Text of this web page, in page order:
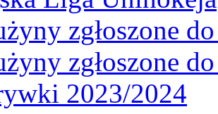
zgłoszone
zgłoszone
2023/2024